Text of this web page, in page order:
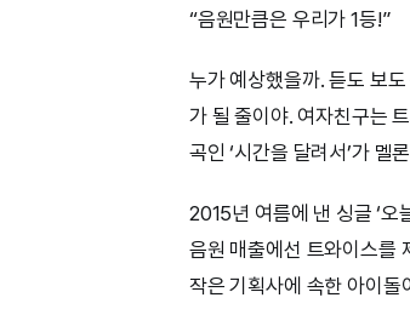
“음원만큼은 우리가 1등!”
누가 예상했을까. 듣도 보
가 될 줄이야. 여자친구는
곡인 ‘시간을 달려서’가 멜
2015년 여름에 낸 싱글 ‘오
음원 매출에선 트와이스를
작은 기획사에 속한 아이돌